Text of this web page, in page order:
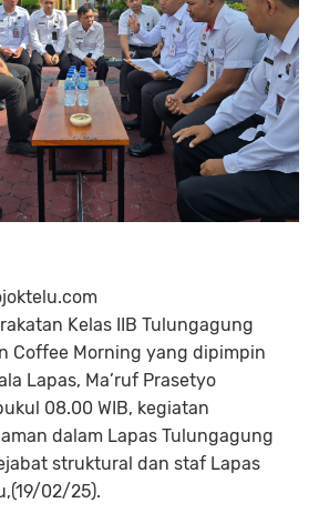
Kelas IIB Tulungagung
Coffee Morning yang dipimpin
Lapas, Ma’ruf Prasetyo
08.00 WIB, kegiatan
dalam Lapas Tulungagung
struktural dan staf Lapas
02/25).